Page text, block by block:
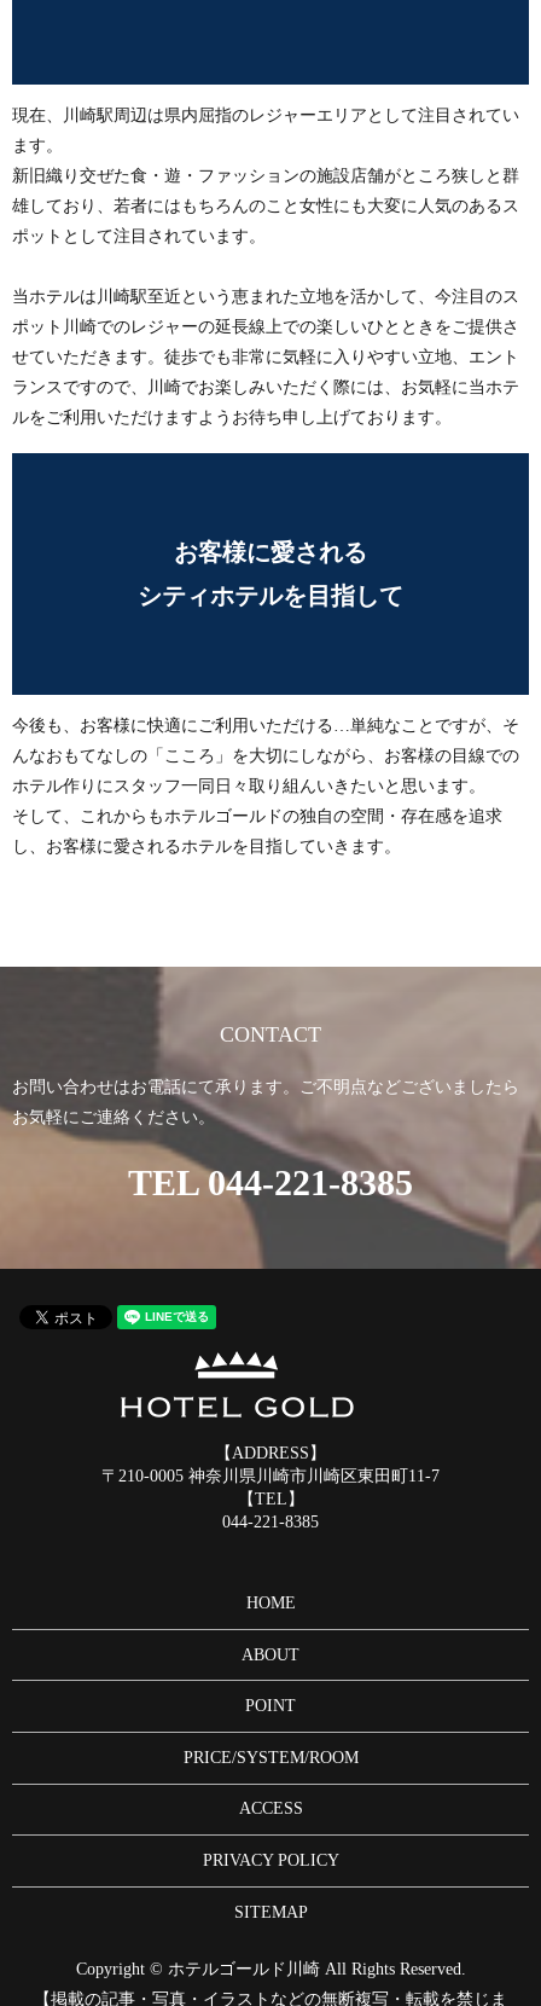
現在、川崎駅周辺は県内屈指のレジャーエリアとして注目されてい
ます。
新旧織り交ぜた食・遊・ファッションの施設店舗がところ狭しと群
雄しており、若者にはもちろんのこと女性にも大変に人気のあるス
ポットとして注目されています。
当ホテルは川崎駅至近という恵まれた立地を活かして、今注目のス
ポット川崎でのレジャーの延長線上での楽しいひとときをご提供さ
せていただきます。徒歩でも非常に気軽に入りやすい立地、エント
ランスですので、川崎でお楽しみいただく際には、お気軽に当ホテ
ルをご利用いただけますようお待ち申し上げております。
お客様に愛される
シティホテルを目指して
今後も、お客様に快適にご利用いただける…単純なことですが、そ
んなおもてなしの「こころ」を大切にしながら、お客様の目線での
ホテル作りにスタッフ一同日々取り組んいきたいと思います。
そして、これからもホテルゴールドの独自の空間・存在感を追求
し、お客様に愛されるホテルを目指していきます。
CONTACT
お問い合わせはお電話にて承ります。ご不明点などございましたら
お気軽にご連絡ください。
TEL044-221-8385
【ADDRESS】
〒210-0005 神奈川県川崎市川崎区東田町11-7
【TEL】
044-221-8385
HOME
ABOUT
POINT
PRICE/SYSTEM/ROOM
ACCESS
PRIVACY POLICY
SITEMAP
Copyright © ホテルゴールド川崎 All Rights Reserved.
【掲載の記事・写真・イラストなどの無断複写・転載を禁じま